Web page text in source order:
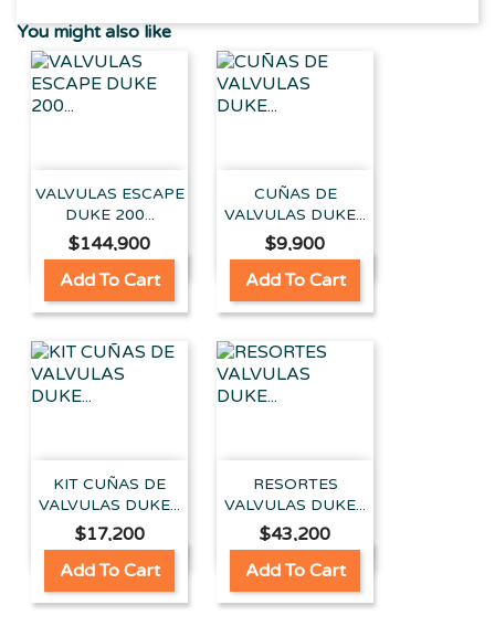
You might also like
VALVULAS ESCAPE
DUKE 200...
Price
$144,900
Add To Cart
CUÑAS DE
VALVULAS DUKE...
Price
$9,900
Add To Cart
KIT CUÑAS DE
VALVULAS DUKE...
Price
$17,200
Add To Cart
RESORTES
VALVULAS DUKE...
Price
$43,200
Add To Cart